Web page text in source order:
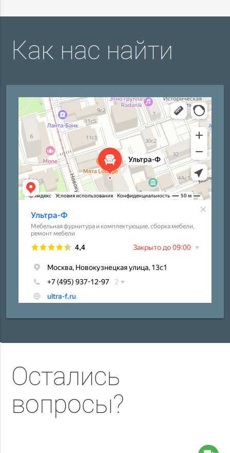
Как нас найти
Остались
вопросы?